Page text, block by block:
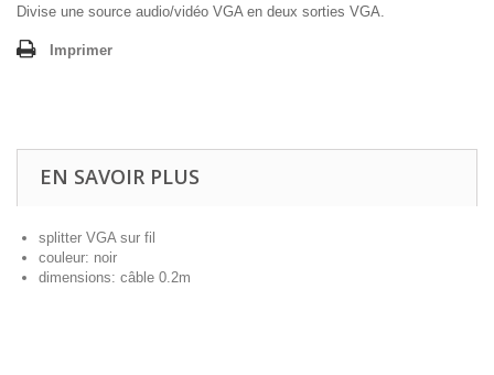
Divise une source audio/vidéo VGA en deux sorties VGA.
Imprimer
EN SAVOIR PLUS
splitter VGA sur fil
couleur: noir
dimensions: câble 0.2m